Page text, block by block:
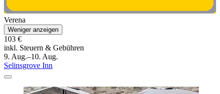
Verena
Weniger anzeigen
103 €
inkl. Steuern & Gebühren
9. Aug.–10. Aug.
Selinsgrove Inn